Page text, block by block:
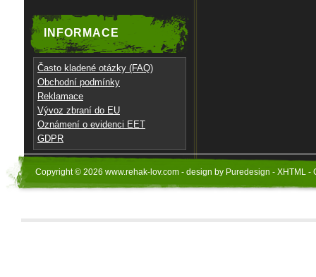
INFORMACE
Často kladené otázky (FAQ)
Obchodní podmínky
Reklamace
Vývoz zbraní do EU
Oznámení o evidenci EET
GDPR
Copyright © 2026 www.rehak-lov.com - design by Puredesign - XHTML -